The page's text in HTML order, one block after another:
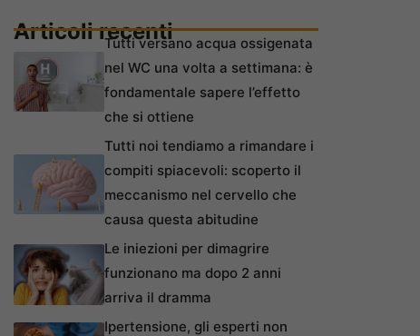
Articoli recentiTutti versano acqua ossigenata
nel WC una volta a settimana: è
fondamentale sapere l’effetto
che si ottiene
Tutti noi tendiamo a rimandare i
compiti spiacevoli: scoperto il
meccanismo nel cervello che
causa questa abitudine
Le iniezioni per dimagrire
funzionano ma dopo 2 anni
arriva il dramma
Ipertensione, gli esperti non